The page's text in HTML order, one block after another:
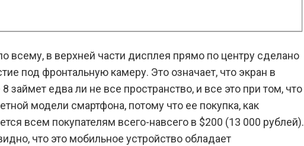
всему, в верхней части дисплея прямо по центру сделано
под фронтальную камеру. Это означает, что экран в
займет едва ли не все пространство, и все это при том, что
модели смартфона, потому что ее покупка, как
всем покупателям всего-навсего в $200 (13 000 рублей).
что это мобильное устройство обладает